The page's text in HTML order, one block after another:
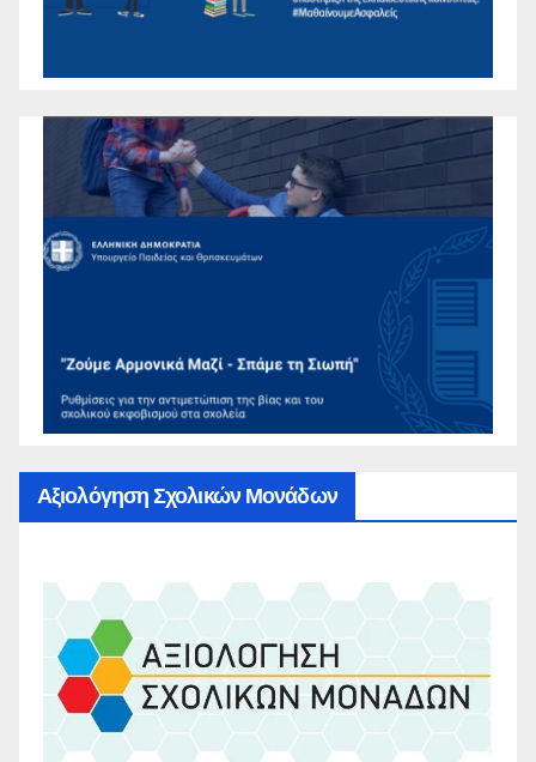
Αξιολόγηση Σχολικών Μονάδων